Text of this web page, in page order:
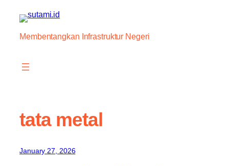
content
Membentangkan Infrastruktur Negeri
tata metal
January 27, 2026